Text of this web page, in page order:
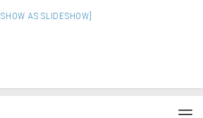
[SHOW AS SLIDESHOW]